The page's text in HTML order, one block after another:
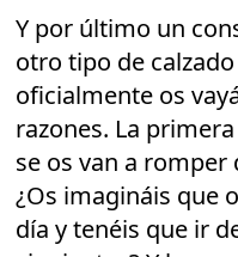
Y por último un
otro tipo de
oficialmente os
razones. La
se os van a
¿Os imagináis que
día y tenéis que ir